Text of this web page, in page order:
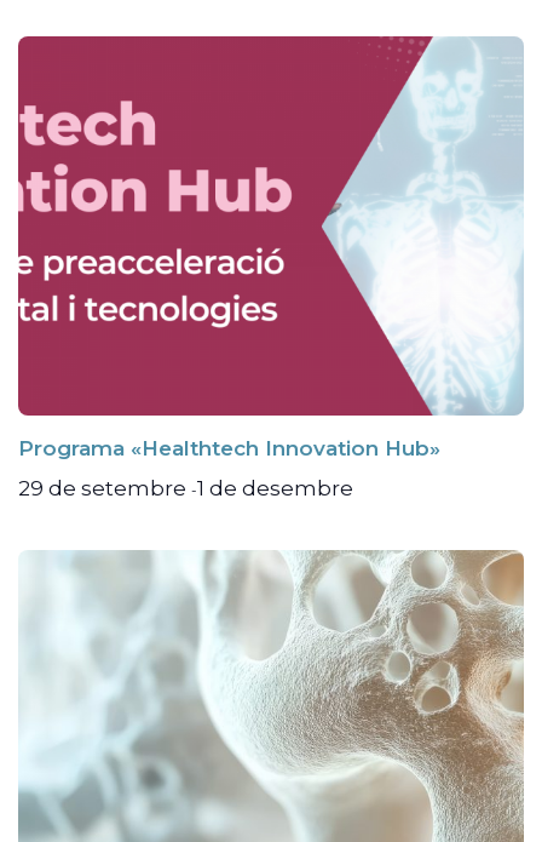
Programa «Healthtech Innovation Hub»
29 de setembre -1 de desembre